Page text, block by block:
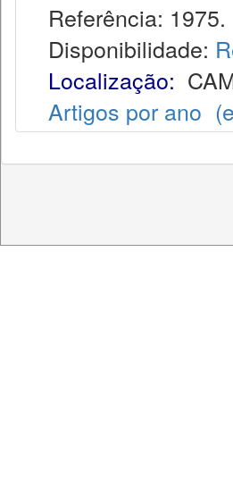
Referência: 1975.
Disponibilidade:
Localização:
Artigos por ano